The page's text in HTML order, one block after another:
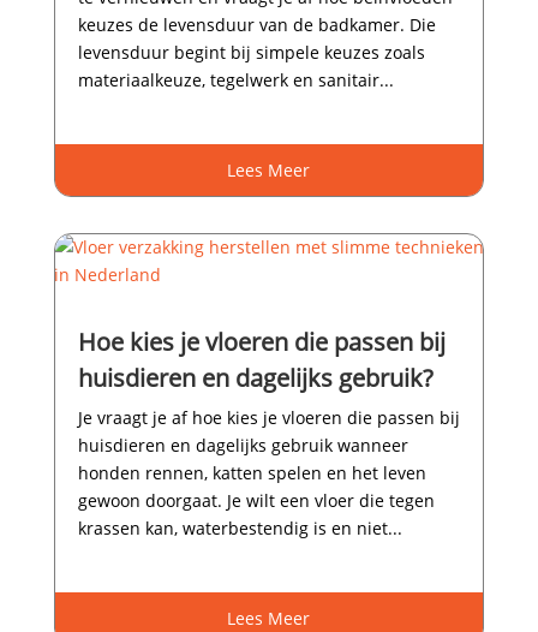
keuzes de levensduur van de badkamer.​ Die
levensduur begint bij simpele keuzes zoals
materiaalkeuze, tegelwerk en sanitair...
Lees Meer
Hoe kies je vloeren die passen bij
huisdieren en dagelijks gebruik?
Je vraagt je af hoe kies je vloeren die passen bij
huisdieren en dagelijks gebruik wanneer
honden rennen, katten spelen en het leven
gewoon doorgaat.​ Je wilt een vloer die tegen
krassen kan, waterbestendig is en niet...
Lees Meer